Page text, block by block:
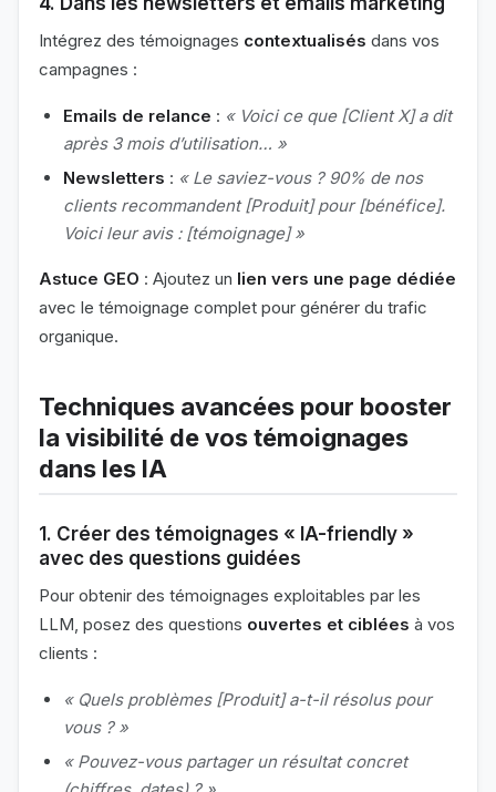
Intégrez des témoignages contextualisés dans vos
campagnes :
Emails de relance : « Voici ce que [Client X] a dit
après 3 mois d’utilisation… »
Newsletters : « Le saviez-vous ? 90% de nos
clients recommandent [Produit] pour [bénéfice].
Voici leur avis : [témoignage] »
Astuce GEO : Ajoutez un lien vers une page dédiée
avec le témoignage complet pour générer du trafic
organique.
Techniques avancées pour booster
la visibilité de vos témoignages
dans les IA
1. Créer des témoignages « IA-friendly »
avec des questions guidées
Pour obtenir des témoignages exploitables par les
LLM, posez des questions ouvertes et ciblées à vos
clients :
« Quels problèmes [Produit] a-t-il résolus pour
vous ? »
« Pouvez-vous partager un résultat concret